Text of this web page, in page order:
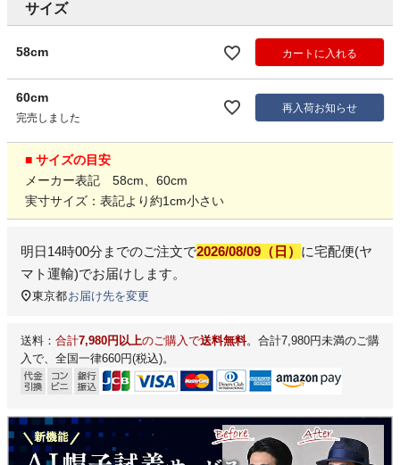
サイズ
58cm カートに入れる
60cm
完売しました
再入荷お知らせ
■ サイズの目安
メーカー表記 58cm、60cm
実寸サイズ：表記より約1cm小さい
明日14時00分 までのご注文で2026/08/09（日） に宅配便(ヤ
マト運輸)でお届けします。
東京都お届け先を変更
送料： 合計7,980円以上のご購入で送料無料。合計7,980円未満のご購
入で、全国一律660円(税込)。